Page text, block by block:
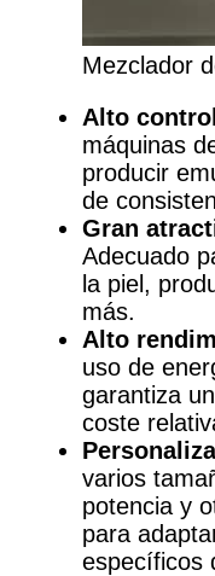
Mezclador
Alto
máquinas
producir
de
Gran
Adecuado
la piel,
más.
Alto
uso de
garantiza
coste
varios
potencia y
para
específicos